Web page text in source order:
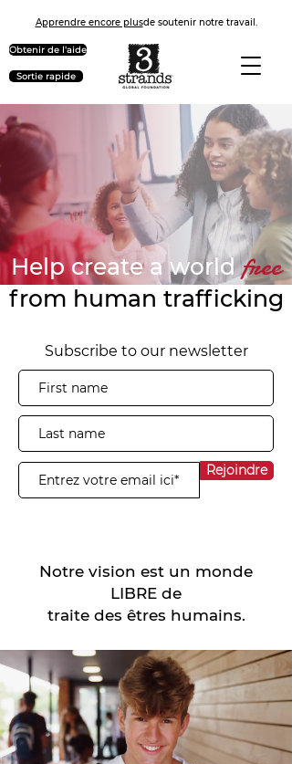
Apprendre encore plusde soutenir notre travail.
Obtenir de l'aide
Sortie rapide
Help create a world free
from human trafficking
Subscribe to our newsletter
Rejoindre
Notre vision est un monde
LIBRE de
traite des êtres humains.